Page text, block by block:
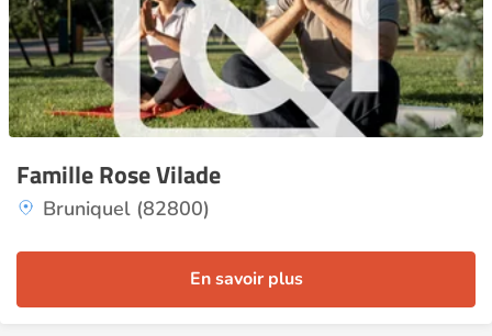
Famille Rose Vilade
Bruniquel (82800)
En savoir plus